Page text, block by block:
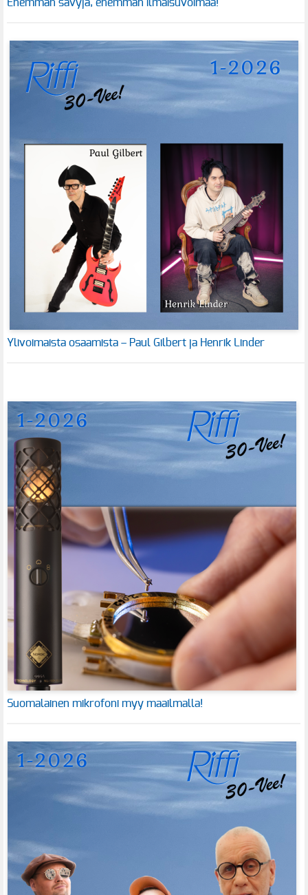
Enemmän sävyjä, enemmän ilmaisuvoimaa!
Ylivoimaista osaamista – Paul Gilbert ja Henrik Linder
Suomalainen mikrofoni myy maailmalla!